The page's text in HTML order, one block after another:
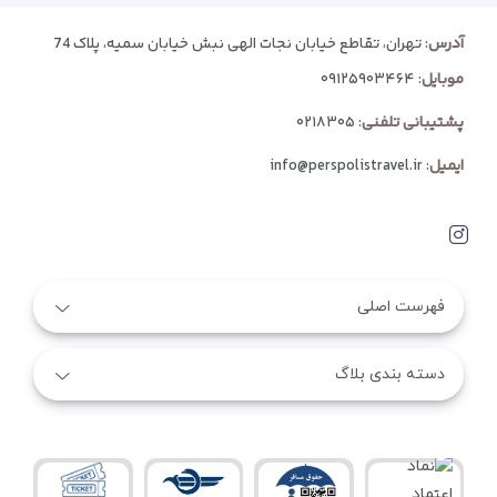
آدرس: تهران، تقاطع خیابان نجات الهی نبش خیابان سمیه، پلاک 74
موبایل:۰۹۱۲۵۹۰۳۴۶۴
پشتیبانی تلفنی:۰۲۱۸۳۰۵
ایمیل:
info@perspolistravel.ir
فهرست اصلی
دسته بندی بلاگ